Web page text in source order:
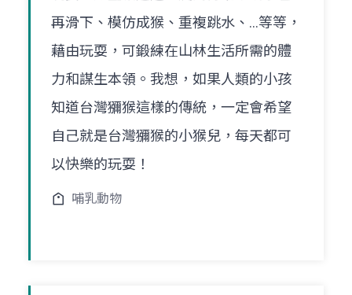
再滑下、模仿成猴、重複跳水、…等等，
藉由玩耍，可鍛練在山林生活所需的體
力和謀生本領。我想，如果人類的小孩
知道台灣獼猴這樣的傳統，一定會希望
自己就是台灣獼猴的小猴兒，每天都可
以快樂的玩耍！
哺乳動物